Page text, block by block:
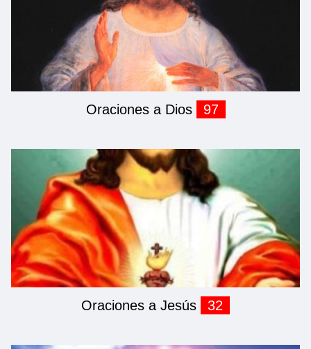
Oraciones a Dios 97
Oraciones a Jesús 32